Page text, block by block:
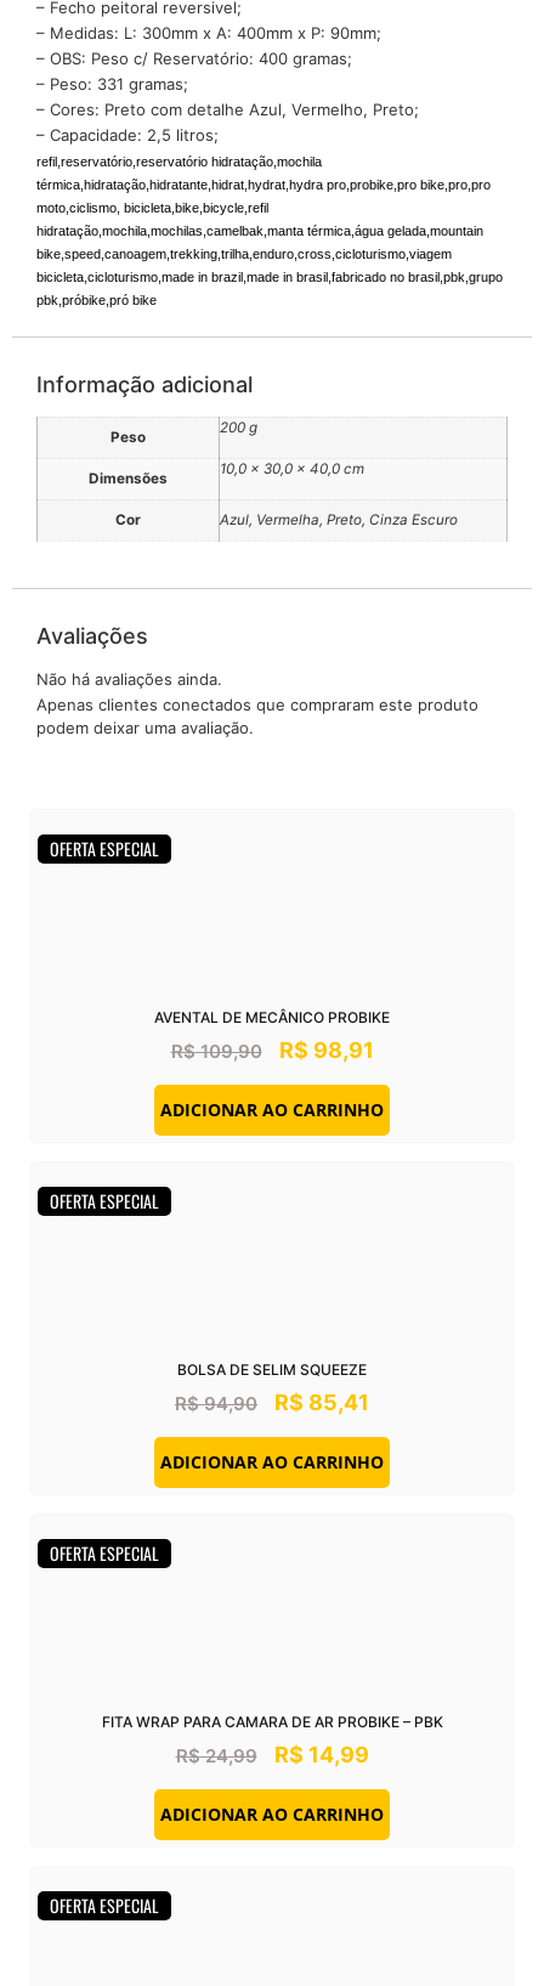
– Fecho peitoral reversivel;
– Medidas: L: 300mm x A: 400mm x P: 90mm;
– OBS: Peso c/ Reservatório: 400 gramas;
– Peso: 331 gramas;
– Cores: Preto com detalhe Azul, Vermelho, Preto;
– Capacidade: 2,5 litros;
refil,reservatório,reservatório hidratação,mochila
térmica,hidratação,hidratante,hidrat,hydrat,hydra pro,probike,pro bike,pro,pro
moto,ciclismo, bicicleta,bike,bicycle,refil
hidratação,mochila,mochilas,camelbak,manta térmica,água gelada,mountain
bike,speed,canoagem,trekking,trilha,enduro,cross,cicloturismo,viagem
bicicleta,cicloturismo,made in brazil,made in brasil,fabricado no brasil,pbk,grupo
pbk,próbike,pró bike
Informação adicional
Peso
200 g
Dimensões
10,0 × 30,0 × 40,0 cm
Cor Azul, Vermelha, Preto, Cinza Escuro
Avaliações
Não há avaliações ainda.
Apenas clientes conectados que compraram este produto
podem deixar uma avaliação.
OFERTA ESPECIAL
AVENTAL DE MECÂNICO PROBIKE
R$109,90 R$ 98,91
ADICIONAR AO CARRINHO
OFERTA ESPECIAL
BOLSA DE SELIM SQUEEZE
R$94,90 R$ 85,41
ADICIONAR AO CARRINHO
OFERTA ESPECIAL
FITA WRAP PARA CAMARA DE AR PROBIKE – PBK
R$24,99 R$ 14,99
ADICIONAR AO CARRINHO
OFERTA ESPECIAL